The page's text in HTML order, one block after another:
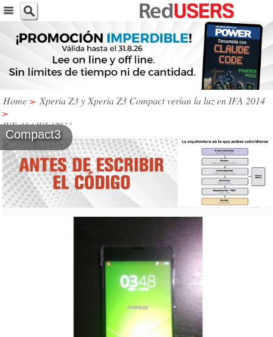
Home > Xperia Z3 y Xperia Z3 Compact verían la luz en IFA 2014
>
JUE, 31 / JUL / 2014
Compact3